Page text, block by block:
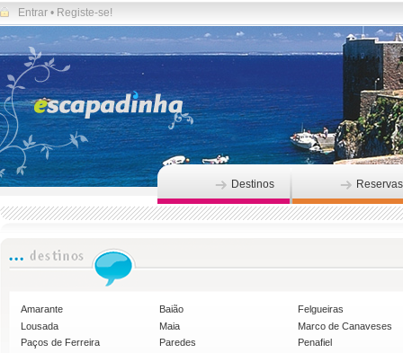
Entrar • Registe-se!
Destinos Reservas
Amarante Baião
Felgueiras
Lousada
Maia
Marco de Canaveses
Paços de Ferreira
Paredes
Penafiel